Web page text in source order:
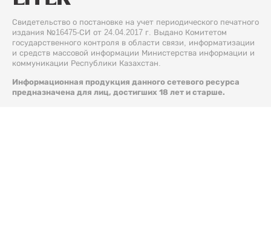
Свидетельство о постановке на учет периодического печатного
издания №16475-СИ от 24.04.2017 г. Выдано Комитетом
государственного контроля в области связи, информатизации
и средств массовой информации Министерства информации и
коммуникации Республики Казахстан.
Информационная продукция данного сетевого ресурса
предназначена для лиц, достигших 18 лет и старше.